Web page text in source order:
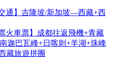
通】吉隆坡/新加坡—西藏+西
火車票】成都往返飛機+青藏
迦巴瓦峰+日喀则+羊湖+珠峰
藏旅遊拼團